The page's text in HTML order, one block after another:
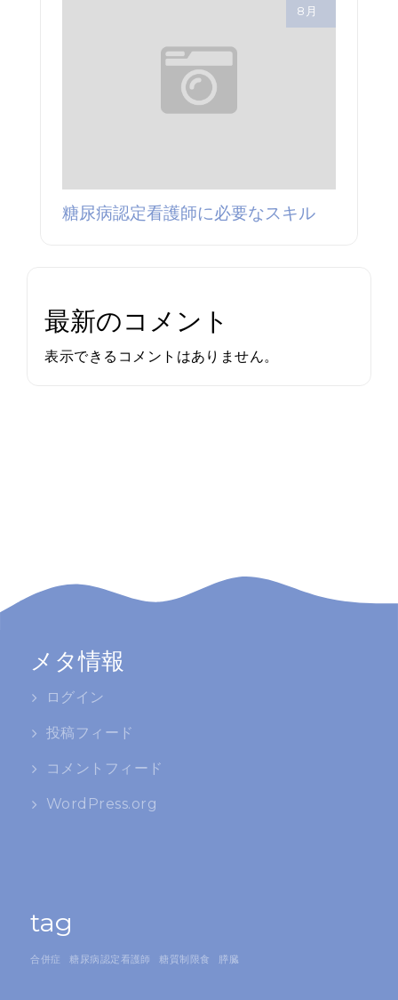
8月
糖尿病認定看護師に必要なスキル
最新のコメント
表示できるコメントはありません。
メタ情報
ログイン
投稿フィード
コメントフィード
WordPress.org
tag
合併症 糖尿病認定看護師 糖質制限食 膵臓